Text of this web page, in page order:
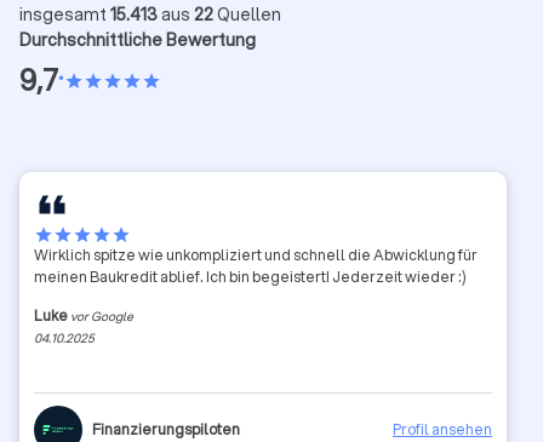
insgesamt 15.413aus 22Quellen
Durchschnittliche Bewertung
9,7•starstarstarstarstar
starstarstarstarstar
Wirklich spitze wie unkompliziert und schnell die Abwicklung für
meinen Baukredit ablief. Ich bin begeistert! Jederzeit wieder :)
Luke vor Google
04.10.2025
Finanzierungspiloten Profil ansehen